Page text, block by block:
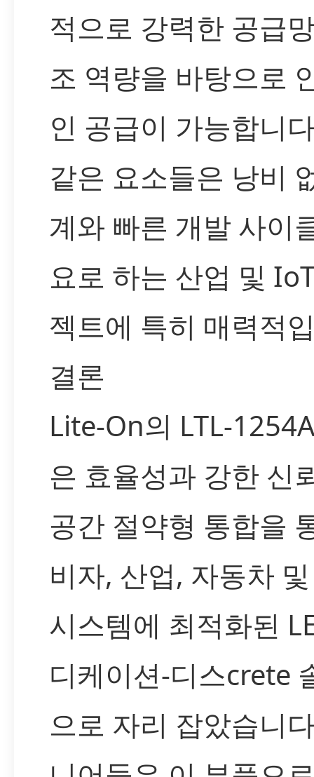
적으로 강력한 공급
조 역량을 바탕으로
인 공급이 가능합니
같은 요소들은 낭비
계와 빠른 개발 사이
요로 하는 산업 및
젝트에 특히 매력적
결론
Lite-On의 LTL-
은 효율성과 강한 신
공간 절약형 통합을
비자, 산업, 자동차
시스템에 최적화된
디케이션-디스crete
으로 자리 잡았습니